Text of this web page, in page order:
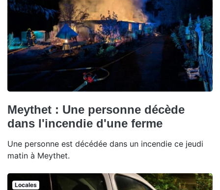
Meythet : Une personne décède
dans l'incendie d'une ferme
Une personne est décédée dans un incendie ce jeudi
matin à Meythet.
Locales